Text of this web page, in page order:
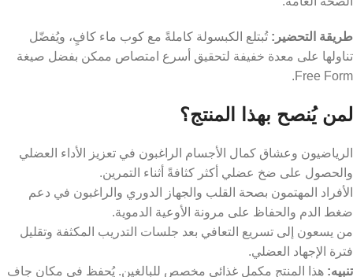
طريقة التحضير: تُبتلع الكبسولة كاملةً مع كوب ماء كافٍ، ويُفضّل
تناولها على معدة خفيفة لتحقيق أسرع امتصاص ممكن بفضل صيغة
Free Form.
لمن يُنصح بهذا المنتج؟
الرياضيون وعشاق كمال الأجسام الراغبون في تعزيز الأداء العضلي
والحصول على ضخ عضلي أكثر كثافةً أثناء التمرين.
الأفراد المهتمون بصحة القلب والجهاز الدوري والراغبون في دعم
ضغط الدم والحفاظ على مرونة الأوعية الدموية.
من يسعون إلى تسريع التعافي بعد جلسات التدريب المكثفة وتقليل
فترة الإجهاد العضلي.
تنبيه: هذا المنتج مكمل غذائي مخصص للبالغين. يُحفظ في مكان جاف